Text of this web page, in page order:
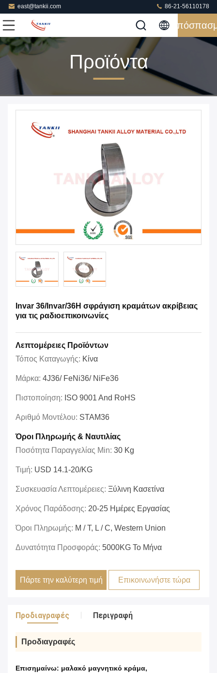
east@tankii.com 86-21-56110178
Προϊόντα
Invar 36/Invar/36H σφράγιση κραμάτων ακρίβειας
για τις ραδιοεπικοινωνίες
Λεπτομέρειες Προϊόντων
Τόπος Καταγωγής: Κίνα
Μάρκα: 4J36/ FeNi36/ NiFe36
Πιστοποίηση: ISO 9001 And RoHS
Αριθμό Μοντέλου: STAM36
Όροι Πληρωμής & Ναυτιλίας
Ποσότητα Παραγγελίας Min: 30 Kg
Τιμή: USD 14.1-20/KG
Συσκευασία Λεπτομέρειες: Ξύλινη Κασετίνα
Χρόνος Παράδοσης: 20-25 Ημέρες Εργασίας
Όροι Πληρωμής: Μ / Τ, L / C, Western Union
Δυνατότητα Προσφοράς: 5000KG Το Μήνα
Πάρτε την καλύτερη τιμή Επικοινωνήστε τώρα
Προδιαγραφές Περιγραφή
Προδιαγραφές
Επισημαίνω: μαλακό μαγνητικό κράμα,